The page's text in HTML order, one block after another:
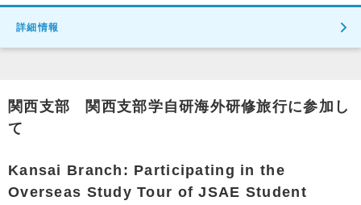
詳細情報
関西支部 関西支部学自研海外研修旅行に参加し
て
Kansai Branch: Participating in the
Overseas Study Tour of JSAE Student